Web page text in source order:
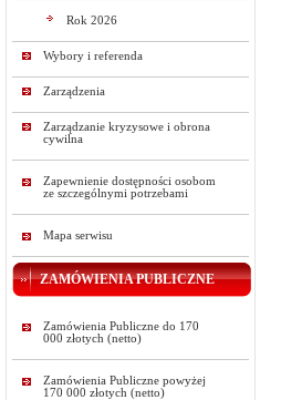
Rok 2026
Wybory i referenda
Zarządzenia
Zarządzanie kryzysowe i obrona
cywilna
Zapewnienie dostępności osobom
ze szczególnymi potrzebami
Mapa serwisu
ZAMÓWIENIA PUBLICZNE
Zamówienia Publiczne do 170
000 złotych (netto)
Zamówienia Publiczne powyżej
170 000 złotych (netto)